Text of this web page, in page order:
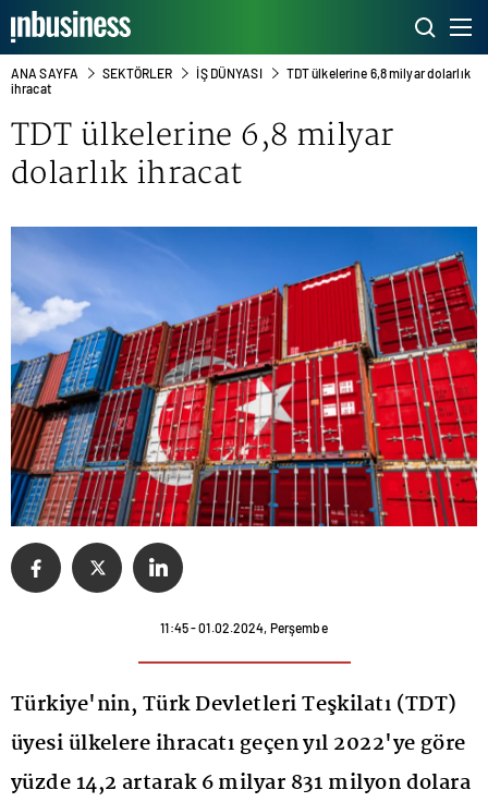
ANA SAYFA SEKTÖRLER İŞ DÜNYASI
TDT ülkelerine 6,8 milyar dolarlık
ihracat
TDT ülkelerine 6,8 milyar
dolarlık ihracat
11:45 - 01.02.2024, Perşembe
Türkiye'nin, Türk Devletleri Teşkilatı (TDT)
üyesi ülkelere ihracatı geçen yıl 2022'ye göre
yüzde 14,2 artarak 6 milyar 831 milyon dolara